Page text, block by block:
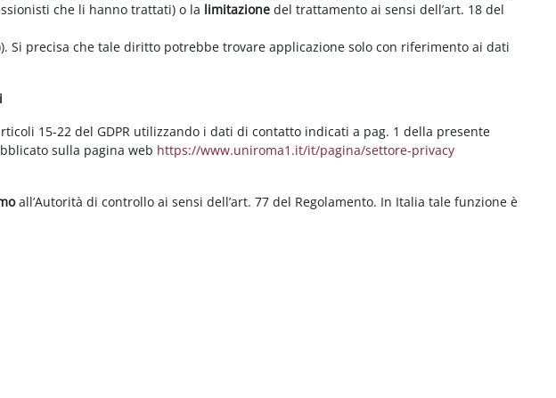
che li hanno trattati) o la limitazione del trattamento ai sensi dell’art. 18 del
precisa che tale diritto potrebbe trovare applicazione solo con riferimento ai dati
15-22 del GDPR utilizzando i dati di contatto indicati a pag. 1 della presente
sulla pagina web https://www.uniroma1.it/it/pagina/settore-privacy
all’Autorità di controllo ai sensi dell’art. 77 del Regolamento. In Italia tale funzione è